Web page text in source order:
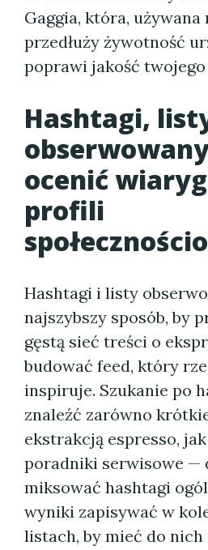
Gaggia, która, używana
przedłuży żywotność
poprawi jakość twojego
Hashtagi,
ocenić
profili
Hashtagi i listy
najszybszy sposób, by
gęstą sieć treści o
budować feed, który
inspiruje. Szukanie po
znaleźć zarówno
ekstrakcją espresso,
poradniki serwisowe —
miksować hashtagi
wyniki zapisywać w
listach, by mieć do nich